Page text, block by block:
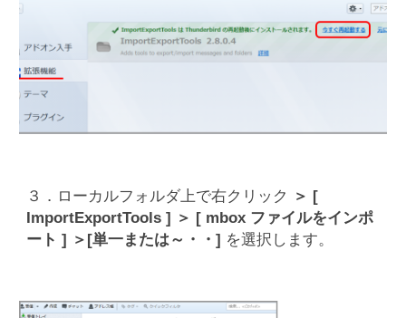
３．ローカルフォルダ上で右クリック ＞ [
ImportExportTools ] ＞ [ mbox ファイルをインポ
ート ] ＞[単一または～・・] を選択します。